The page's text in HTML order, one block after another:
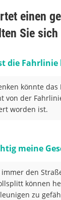
einen
Sie
die Fahrlinie
könnte
von der
worden ist.
meine
den
können
zu